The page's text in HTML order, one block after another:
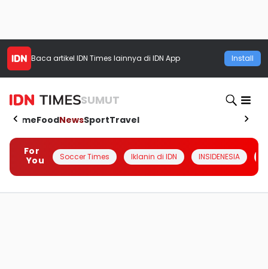
Baca artikel IDN Times lainnya di IDN App Install
SUMUT
HomeFoodNewsSportTravel
For
You
Soccer Times Iklanin di IDN INSIDENESIA